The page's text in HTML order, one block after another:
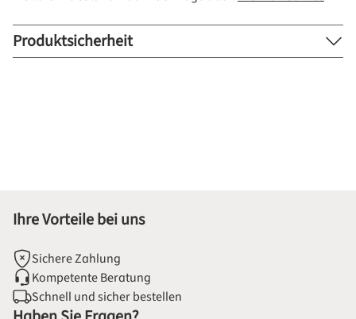
Produktsicherheit
Ihre Vorteile bei uns
Sichere Zahlung
Kompetente Beratung
Schnell und sicher bestellen